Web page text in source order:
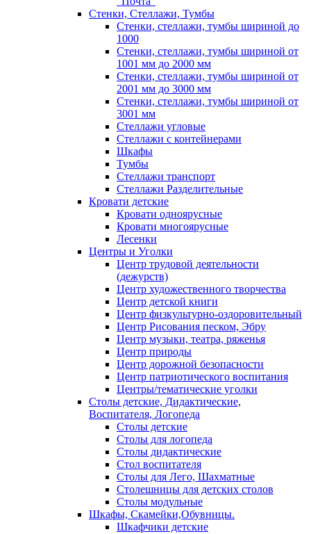
Стенки, Стеллажи, Тумбы
Стенки, стеллажи, тумбы шириной до
1000
Стенки, стеллажи, тумбы шириной от
1001 мм до 2000 мм
Стенки, стеллажи, тумбы шириной от
2001 мм до 3000 мм
Стенки, стеллажи, тумбы шириной от
3001 мм
Стеллажи угловые
Стеллажи с контейнерами
Шкафы
Тумбы
Стеллажи транспорт
Стеллажи Разделительные
Кровати детские
Кровати одноярусные
Кровати многоярусные
Лесенки
Центры и Уголки
Центр трудовой деятельности
(дежурств)
Центр художественного творчества
Центр детской книги
Центр физкультурно-оздоровительный
Центр Рисования песком, Эбру
Центр музыки, театра, ряженья
Центр природы
Центр дорожной безопасности
Центр патриотического воспитания
Центры/тематические уголки
Столы детские, Дидактические,
Воспитателя, Логопеда
Столы детские
Столы для логопеда
Столы дидактические
Стол воспитателя
Столы для Лего, Шахматные
Столешницы для детских столов
Столы модульные
Шкафы, Скамейки,Обувницы.
Шкафчики детские